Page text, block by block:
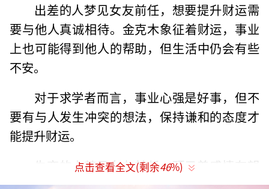
出差的人梦见女友前任，想要提升财运需
要与他人真诚相待。金克木象征着财运，事业
上也可能得到他人的帮助，但生活中仍会有些
不安。
对于求学者而言，事业心强是好事，但不
要有与人发生冲突的想法，保持谦和的态度才
能提升财运。
失恋的人梦见女友前任，预示着感情有望
改善，两人情投意合，受到周围人的祝福，感
点击查看全文(剩余46%)